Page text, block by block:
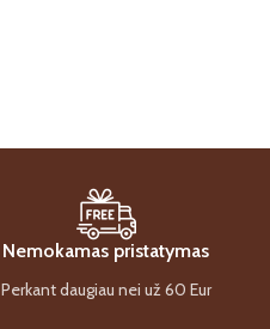
Nemokamas pristatymas
Perkant daugiau nei už 60 Eur